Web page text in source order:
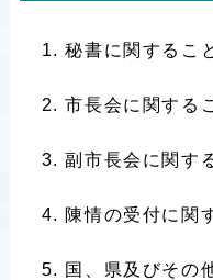
秘書に関するこ
市長会に関する
副市長会に関す
陳情の受付に関
国、県及びその